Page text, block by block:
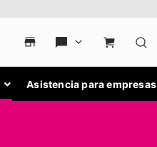
Asistencia para empresas